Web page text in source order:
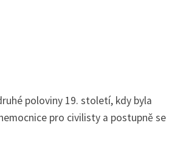
poloviny 19. století, kdy byla
pro civilisty a postupně se